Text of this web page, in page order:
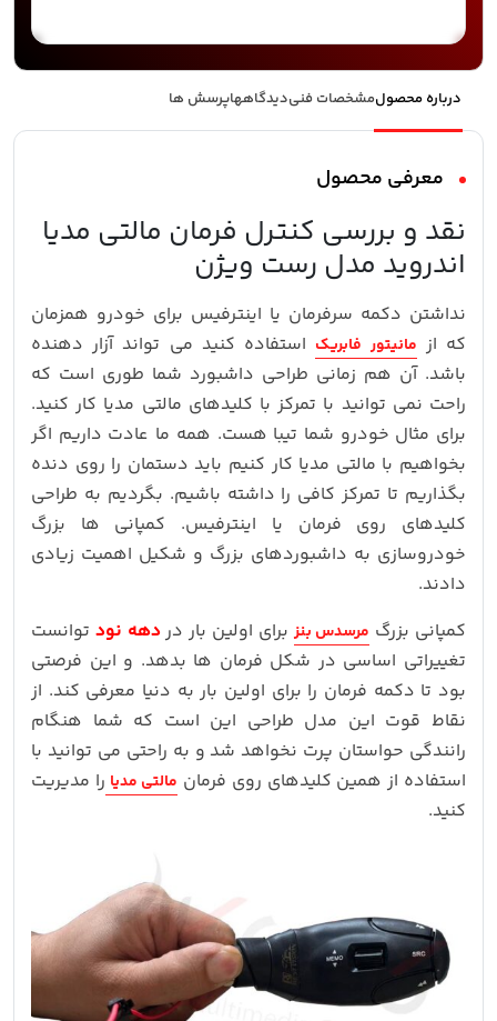
درباره محصولمشخصات فنیدیدگاههاپرسش ها
معرفی محصول
نقد و بررسی کنترل فرمان مالتی مدیا
اندروید مدل رست ویژن
نداشتن دکمه سرفرمان یا اینترفیس برای خودرو همزمان
که از مانیتور فابریک استفاده کنید می تواند آزار دهنده
باشد. آن هم زمانی طراحی داشبورد شما طوری است که
راحت نمی توانید با تمرکز با کلیدهای مالتی مدیا کار کنید.
برای مثال خودرو شما تیبا هست. همه ما عادت داریم اگر
بخواهیم با مالتی مدیا کار کنیم باید دستمان را روی دنده
بگذاریم تا تمرکز کافی را داشته باشیم. بگردیم به طراحی
کلیدهای روی فرمان یا اینترفیس. کمپانی ها بزرگ
خودروسازی به داشبوردهای بزرگ و شکیل اهمیت زیادی
دادند.
کمپانی بزرگ مرسدس بنز برای اولین بار دردهه نود توانست
تغییراتی اساسی در شکل فرمان ها بدهد. و این فرصتی
بود تا دکمه فرمان را برای اولین بار به دنیا معرفی کند. از
نقاط قوت این مدل طراحی این است که شما هنگام
رانندگی حواستان پرت نخواهد شد و به راحتی می توانید با
استفاده از همین کلیدهای روی فرمان مالتی مدیا را مدیریت
کنید.